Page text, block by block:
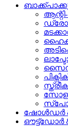
ഷോൾഡർ
ഔട്ട്‌ഡോർ